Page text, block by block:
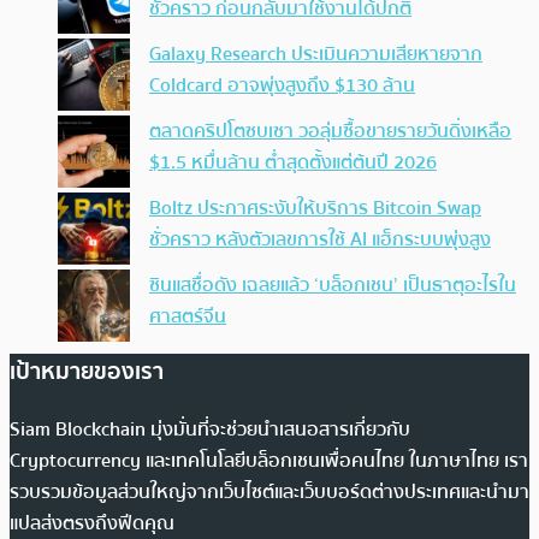
ชั่วคราว ก่อนกลับมาใช้งานได้ปกติ
Galaxy Research ประเมินความเสียหายจาก
Coldcard อาจพุ่งสูงถึง $130 ล้าน
ตลาดคริปโตซบเซา วอลุ่มซื้อขายรายวันดิ่งเหลือ
$1.5 หมื่นล้าน ต่ำสุดตั้งแต่ต้นปี 2026
Boltz ประกาศระงับให้บริการ Bitcoin Swap
ชั่วคราว หลังตัวเลขการใช้ AI แฮ็กระบบพุ่งสูง
ซินแสชื่อดัง เฉลยแล้ว ‘บล็อกเชน’ เป็นธาตุอะไรใน
ศาสตร์จีน
เป้าหมายของเรา
Siam Blockchain มุ่งมั่นที่จะช่วยนำเสนอสารเกี่ยวกับ
Cryptocurrency และเทคโนโลยีบล็อกเชนเพื่อคนไทย ในภาษาไทย เรา
รวบรวมข้อมูลส่วนใหญ่จากเว็บไซต์และเว็บบอร์ดต่างประเทศและนำมา
แปลส่งตรงถึงฟีดคุณ